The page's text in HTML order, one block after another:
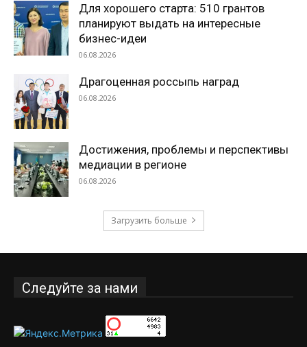
Для хорошего старта: 510 грантов
планируют выдать на интересные
бизнес-идеи
06.08.2026
Драгоценная россыпь наград
06.08.2026
Достижения, проблемы и перспективы
медиации в регионе
06.08.2026
Загрузить больше
Следуйте за нами